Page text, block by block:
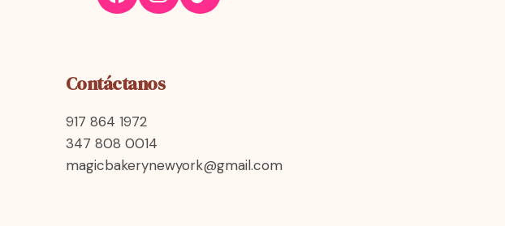
Contáctanos
917 864 1972
347 808 0014
magicbakerynewyork@gmail.com